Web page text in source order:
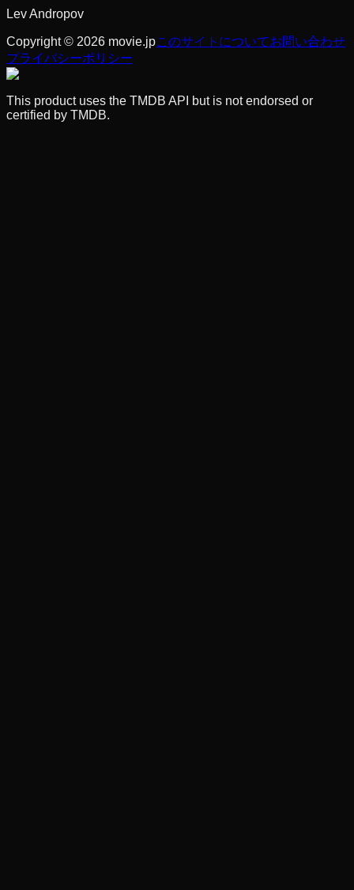
Lev Andropov
Copyright © 2026 movie.jpこのサイトについてお問い合わせ
プライバシーポリシー
This product uses the TMDB API but is not endorsed or
certified by TMDB.